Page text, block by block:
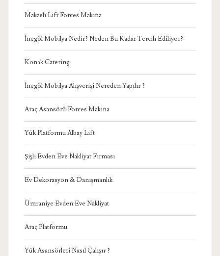
Makaslı Lift Forces Makina
İnegöl Mobilya Nedir? Neden Bu Kadar Tercih Ediliyor?
Konak Catering
İnegöl Mobilya Alışverişi Nereden Yapılır ?
Araç Asansörü Forces Makina
Yük Platformu Albay Lift
Şişli Evden Eve Nakliyat Firması
Ev Dekorasyon & Danışmanlık
Ümraniye Evden Eve Nakliyat
Araç Platformu
Yük Asansörleri Nasıl Çalışır ?